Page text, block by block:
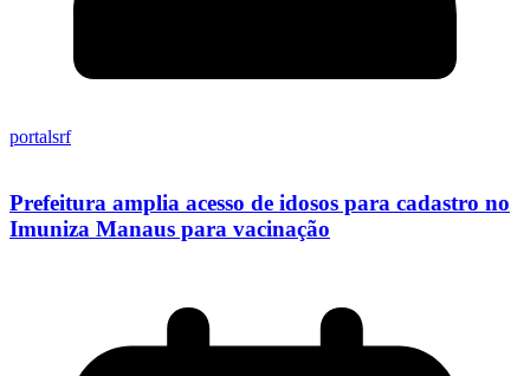
portalsrf
Prefeitura amplia acesso de idosos para cadastro no
Imuniza Manaus para vacinação